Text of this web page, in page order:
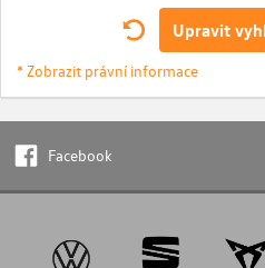
Upravit
* Zobrazit právní informace
Facebook